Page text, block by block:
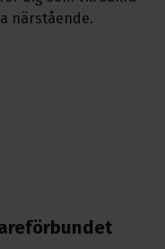
närstående.